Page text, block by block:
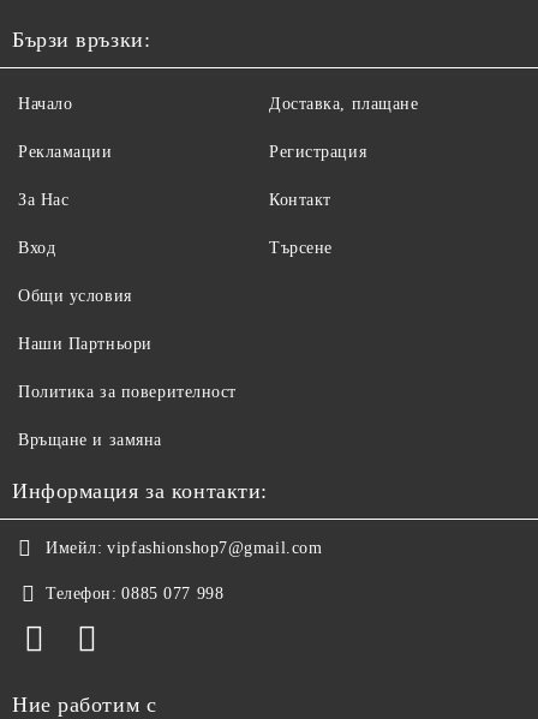
Бързи връзки:
Начало
Рекламации
За Нас
Вход
Доставка, плащане
Регистрация
Контакт
Търсене
Общи условия
Наши Партньори
Политика за поверителност
Връщане и замяна
Информация за контакти:
Имейл: vipfashionshop7@gmail.com
Телефон: 0885 077 998
Ние работим с